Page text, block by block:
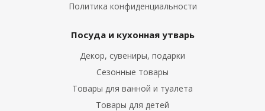
Политика конфиденциальности
Посуда и кухонная утварь
Декор, сувениры, подарки
Сезонные товары
Товары для ванной и туалета
Товары для детей